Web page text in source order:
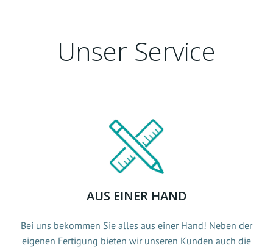
Unser Service
AUS EINER HAND
Bei uns bekommen Sie alles aus einer Hand! Neben der
eigenen Fertigung bieten wir unseren Kunden auch die